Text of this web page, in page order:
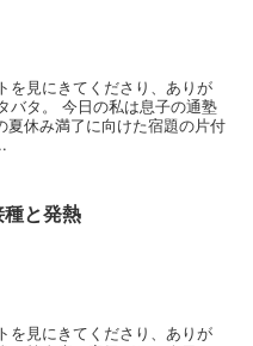
を見にきてくださり、ありが
バタ。 今日の私は息子の通塾
夏休み満了に向けた宿題の片付
と発熱
を見にきてくださり、ありが